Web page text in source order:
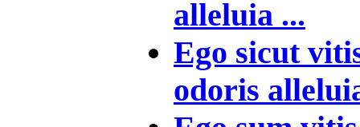
alleluia ...
Ego sicut
odoris